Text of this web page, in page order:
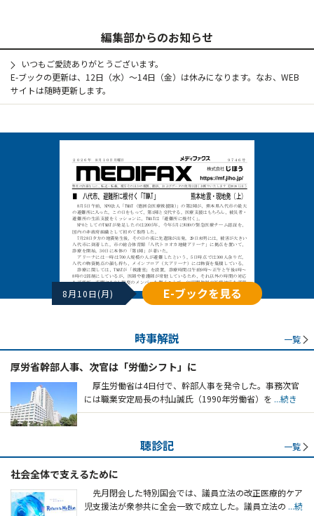
編集部からのお知らせ
いつもご愛読ありがとうございます。
E-ブックの更新は、12日（水）～14日（金）は休みになります。なお、WEB
サイトは随時更新します。
8月10日(月) E-ブックを見る
時事解説 一覧
厚労省幹部人事、次官は「労働シフト」に
厚生労働省は4日付で、幹部人事を発令した。事務次官
には職業安定局長の村山誠氏（1990年労働省）を ...続き
聴診記 一覧
社会全体で支えるために
先月閉会した特別国会では、議員立法の改正医療的ケア
児支援法が衆参共に全会一致で成立した。議員立法の ...続